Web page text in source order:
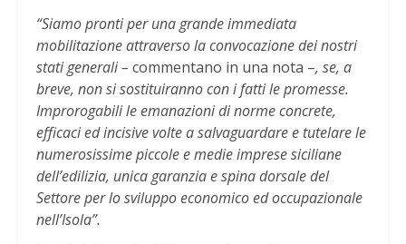
“Siamo pronti per una grande immediata
mobilitazione attraverso la convocazione dei nostri
stati generali – commentano in una nota –, se, a
breve, non si sostituiranno con i fatti le promesse.
Improrogabili le emanazioni di norme concrete,
efficaci ed incisive volte a salvaguardare e tutelare le
numerosissime piccole e medie imprese siciliane
dell’edilizia, unica garanzia e spina dorsale del
Settore per lo sviluppo economico ed occupazionale
nell’Isola”.